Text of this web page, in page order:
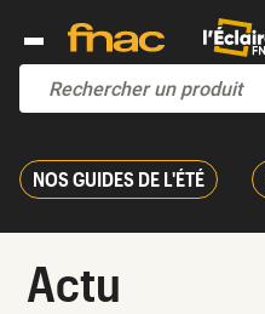
NOS GUIDES DE L'ÉTÉ
Actu